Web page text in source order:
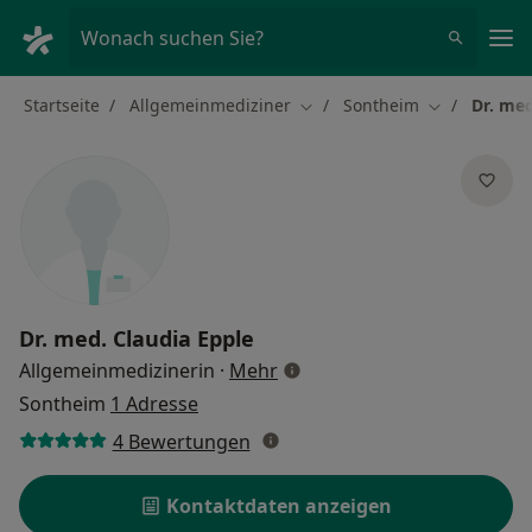
Wonach suchen Sie?
Startseite Allgemeinmediziner Stadt ändern
Sontheim Stadt ändern
Dr.
Dr. med. Claudia Epple
Allgemeinmedizinerin · Mehrüber Spezialisierungen
Sontheim 1 Adresse
4 Bewertungen
Kontaktdaten anzeigen